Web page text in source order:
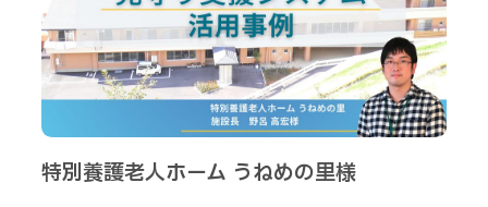
特別養護老人ホーム うねめの里様